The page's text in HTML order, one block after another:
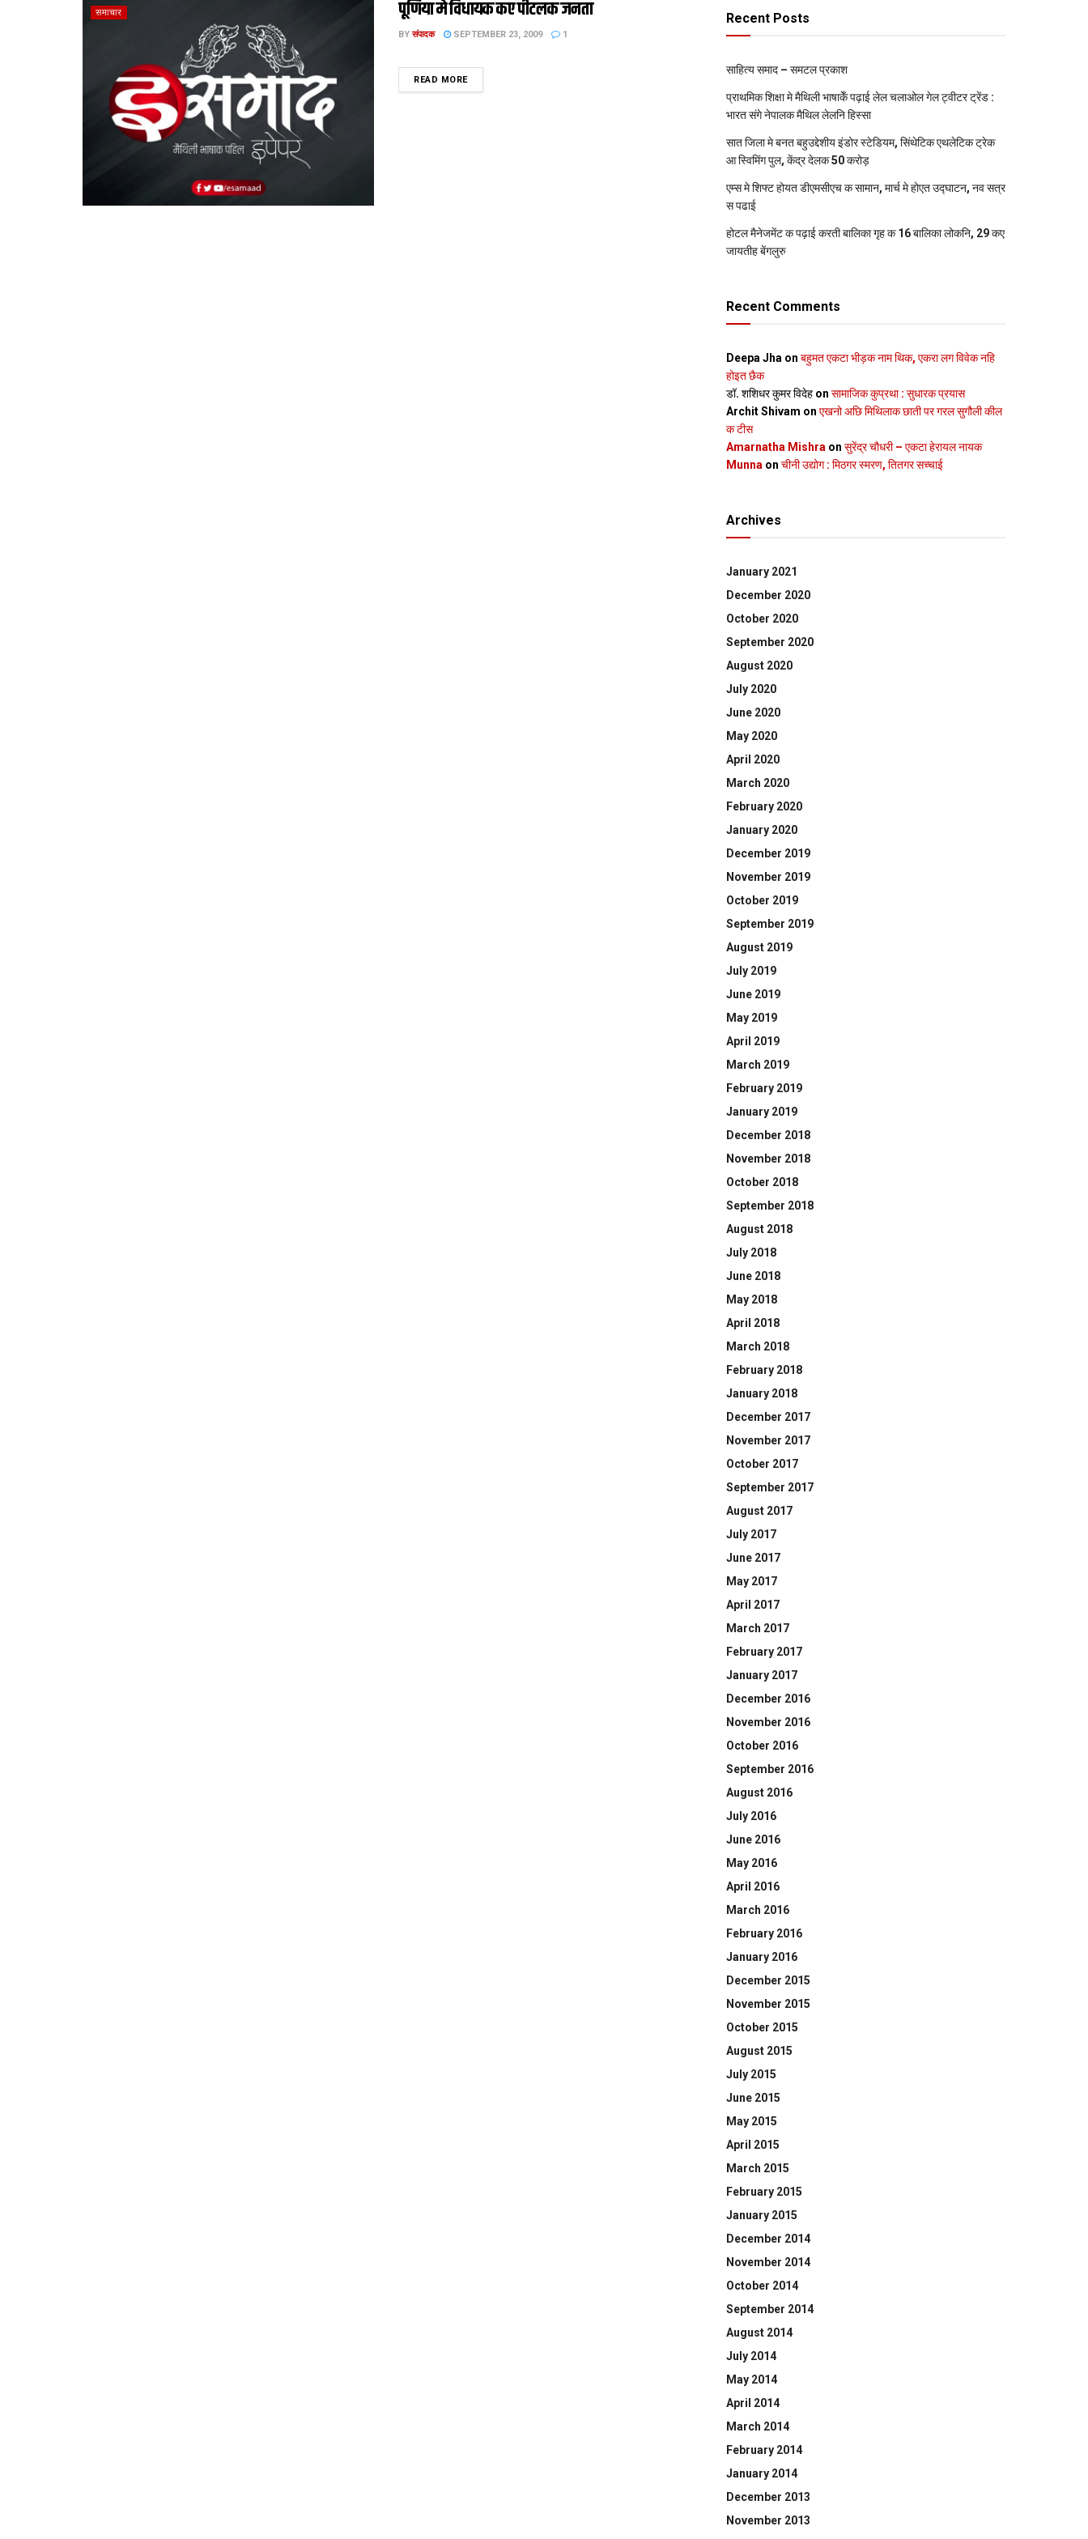
समाचार पूर्णिया मे विधायक कए पीटलक जनता
BY संपादक SEPTEMBER 23, 2009 1
READ MOREDETAILS
Recent Posts
साहित्य समाद – समटल प्रकाश
प्राथमिक शि‍क्षा मे मैथि‍ली भाषाकेँ पढ़ाई लेल चलाओल गेल ट्वीटर ट्रेंड :
भारत संगे नेपालक मैथिल लेलनि हिस्सा
सात जिला मे बनत बहुउद्देशीय इंडोर स्‍टेडि‍यम, सिंथेटिक एथलेटिक ट्रेक
आ स्विमिंग पुल, केंद्र देलक 50 करोड़
एम्स मे शिफ्ट होयत डीएमसीएच क सामान, मार्च मे होएत उद्घाटन, नव सत्र
स पढाई
होटल मैनेजमेंट क पढ़ाई करती बालिका गृह क 16 बालिका लोकनि, 29 कए
जायतीह बेंगलुरु
Recent Comments
Deepa Jha on बहुमत एकटा भीड़क नाम थिक, एकरा लग विवेक नहि
होइत छैक
डॉ. शशिधर कुमर विदेह on सामाजिक कुप्रथा : सुधारक प्रयास
Archit Shivam on एखनो अछि मिथिलाक छाती पर गरल सुगौली कील
क टीस
Amarnatha Mishra on सुरेंद्र चौधरी – एकटा हेरायल नायक
Munna on चीनी उद्योग : मिठगर स्‍मरण, तितगर सच्‍चाई
Archives
January 2021
December 2020
October 2020
September 2020
August 2020
July 2020
June 2020
May 2020
April 2020
March 2020
February 2020
January 2020
December 2019
November 2019
October 2019
September 2019
August 2019
July 2019
June 2019
May 2019
April 2019
March 2019
February 2019
January 2019
December 2018
November 2018
October 2018
September 2018
August 2018
July 2018
June 2018
May 2018
April 2018
March 2018
February 2018
January 2018
December 2017
November 2017
October 2017
September 2017
August 2017
July 2017
June 2017
May 2017
April 2017
March 2017
February 2017
January 2017
December 2016
November 2016
October 2016
September 2016
August 2016
July 2016
June 2016
May 2016
April 2016
March 2016
February 2016
January 2016
December 2015
November 2015
October 2015
August 2015
July 2015
June 2015
May 2015
April 2015
March 2015
February 2015
January 2015
December 2014
November 2014
October 2014
September 2014
August 2014
July 2014
May 2014
April 2014
March 2014
February 2014
January 2014
December 2013
November 2013